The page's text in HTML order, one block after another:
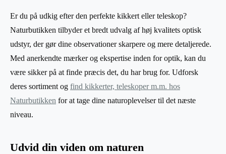
Er du på udkig efter den perfekte kikkert eller teleskop?
Naturbutikken tilbyder et bredt udvalg af høj kvalitets optisk
udstyr, der gør dine observationer skarpere og mere detaljerede.
Med anerkendte mærker og ekspertise inden for optik, kan du
være sikker på at finde præcis det, du har brug for. Udforsk
deres sortiment og find kikkerter, teleskoper m.m. hos
Naturbutikken for at tage dine naturoplevelser til det næste
niveau.
Udvid din viden om naturen